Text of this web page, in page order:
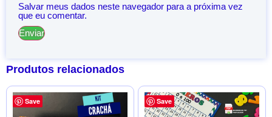
Salvar meus dados neste navegador para a próxima vez
que eu comentar.
Produtos relacionados
Save Save